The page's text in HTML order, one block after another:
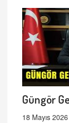
Güngör
18 Mayıs